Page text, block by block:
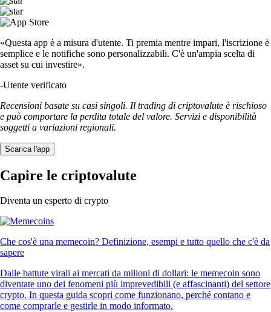
«Questa app è a misura d'utente. Ti premia mentre impari, l'iscrizione è
semplice e le notifiche sono personalizzabili. C'è un'ampia scelta di
asset su cui investire».
-Utente verificato
Recensioni basate su casi singoli. Il trading di criptovalute è rischioso
e può comportare la perdita totale del valore. Servizi e disponibilità
soggetti a variazioni regionali.
Scarica l'app
Capire le criptovalute
Diventa un esperto di crypto
Che cos'è una memecoin? Definizione, esempi e tutto quello che c'è da
sapere
Dalle battute virali ai mercati da milioni di dollari: le memecoin sono
diventate uno dei fenomeni più imprevedibili (e affascinanti) del settore
crypto. In questa guida scopri come funzionano, perché contano e
come comprarle e gestirle in modo informato.